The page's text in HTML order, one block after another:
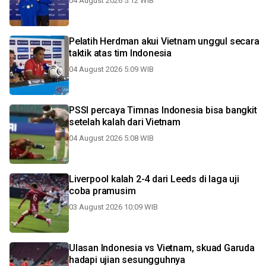
Pelatih Herdman akui Vietnam unggul secara
taktik atas tim Indonesia
04 August 2026 5:09 WIB
PSSI percaya Timnas Indonesia bisa bangkit
setelah kalah dari Vietnam
04 August 2026 5:08 WIB
Liverpool kalah 2-4 dari Leeds di laga uji
coba pramusim
03 August 2026 10:09 WIB
Ulasan Indonesia vs Vietnam, skuad Garuda
hadapi ujian sesungguhnya